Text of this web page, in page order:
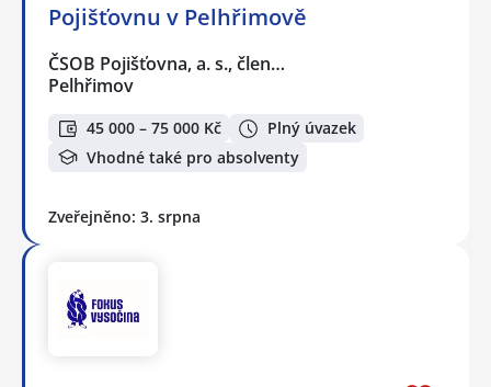
Pojišťovnu v Pelhřimově
ČSOB Pojišťovna, a. s., člen…
Pelhřimov
45 000 – 75 000 Kč
Plný úvazek
Vhodné také pro absolventy
Zveřejněno: 3. srpna